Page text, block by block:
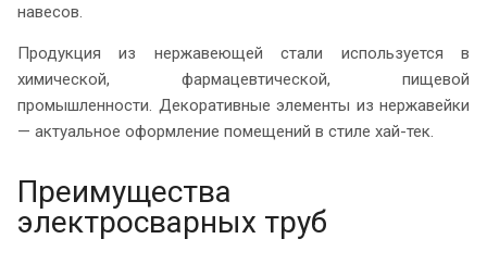
навесов.
Продукция из нержавеющей стали используется в
химической, фармацевтической, пищевой
промышленности. Декоративные элементы из нержавейки
— актуальное оформление помещений в стиле хай-тек.
Преимущества
электросварных труб